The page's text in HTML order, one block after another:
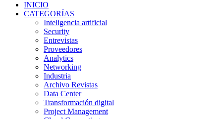
INICIO
CATEGORÍAS
Inteligencia artificial
Security
Entrevistas
Proveedores
Analytics
Networking
Industria
Archivo Revistas
Data Center
Transformación digital
Project Management